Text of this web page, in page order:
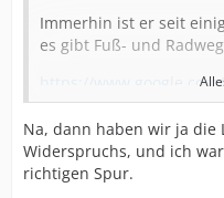
Immerhin ist er seit
es gibt Fuß- und
https://
SoASAFQAw%3D%3D
Diesen Kreisel befahre
Und genau da kommt
beschriebenen
Na, dann haben wir ja die
Widerspruchs, und ich
richtigen Spur.